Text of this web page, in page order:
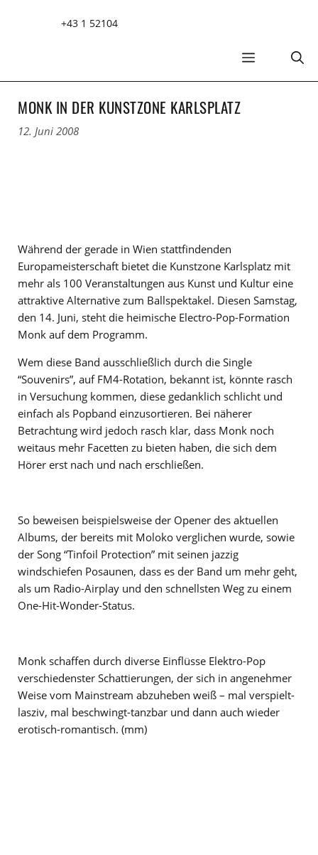
+43 1 52104
MENÜ
MONK IN DER KUNSTZONE KARLSPLATZ
12. Juni 2008
Während der gerade in Wien stattfindenden
Europameisterschaft bietet die Kunstzone Karlsplatz mit
mehr als 100 Veranstaltungen aus Kunst und Kultur eine
attraktive Alternative zum Ballspektakel. Diesen Samstag,
den 14. Juni, steht die heimische Electro-Pop-Formation
Monk auf dem Programm.
Wem diese Band ausschließlich durch die Single
“Souvenirs”, auf FM4-Rotation, bekannt ist, könnte rasch
in Versuchung kommen, diese gedanklich schlicht und
einfach als Popband einzusortieren. Bei näherer
Betrachtung wird jedoch rasch klar, dass Monk noch
weitaus mehr Facetten zu bieten haben, die sich dem
Hörer erst nach und nach erschließen.
So beweisen beispielsweise der Opener des aktuellen
Albums, der bereits mit Moloko verglichen wurde, sowie
der Song “Tinfoil Protection” mit seinen jazzig
windschiefen Posaunen, dass es der Band um mehr geht,
als um Radio-Airplay und den schnellsten Weg zu einem
One-Hit-Wonder-Status.
Monk schaffen durch diverse Einflüsse Elektro-Pop
verschiedenster Schattierungen, der sich in angenehmer
Weise vom Mainstream abzuheben weiß – mal verspielt-
lasziv, mal beschwingt-tanzbar und dann auch wieder
erotisch-romantisch. (mm)